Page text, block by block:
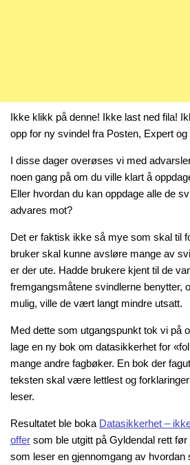
Ikke klikk på denne! Ikke last ned fila!
opp for ny svindel fra Posten, Expert og
I disse dager overøses vi med
noen gang på om du ville klart å
Eller hvordan du kan oppdage alle de
advares mot?
Det er faktisk ikke så mye som skal til
bruker skal kunne avsløre mange av
er der ute. Hadde brukere kjent til de
fremgangsmåtene svindlerne benytter,
mulig, ville de vært langt mindre utsatt.
Med dette som utgangspunkt tok vi på
lage en ny bok om datasikkerhet for
mange andre fagbøker. En bok der
teksten skal være lettlest og
leser.
Resultatet ble boka Datasikkerhet –
offer som ble utgitt på Gyldendal rett
som leser en gjennomgang av hvordan